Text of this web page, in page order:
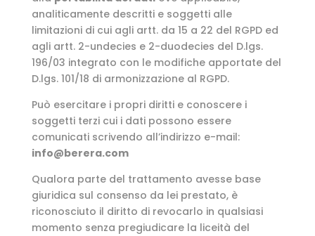
analiticamente descritti e soggetti alle
limitazioni di cui agli artt. da 15 a 22 del RGPD ed
agli artt. 2-undecies e 2-duodecies del D.lgs.
196/03 integrato con le modifiche apportate del
D.lgs. 101/18 di armonizzazione al RGPD.
Può esercitare i propri diritti e conoscere i
soggetti terzi cui i dati possono essere
comunicati scrivendo all’indirizzo e-mail:
info@berera.com
Qualora parte del trattamento avesse base
giuridica sul consenso da lei prestato, è
riconosciuto il diritto di revocarlo in qualsiasi
momento senza pregiudicare la liceità del